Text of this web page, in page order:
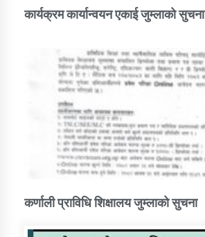
कार्यक्रम कार्यान्वयन एकाई जुम्लाको सुचना
कर्णाली प्राविधि शिक्षालय जुम्लाको सुचना